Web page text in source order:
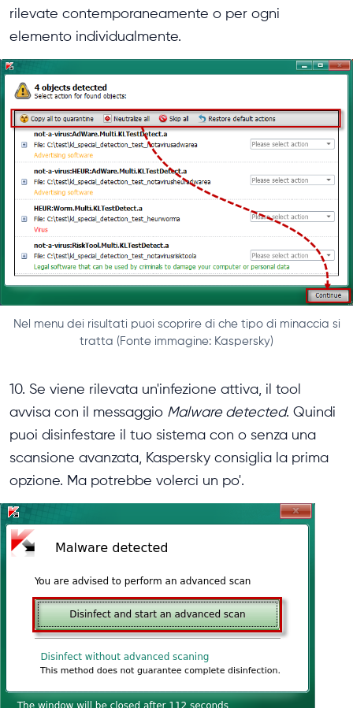
rilevate contemporaneamente o per ogni
elemento individualmente.
Nel menu dei risultati puoi scoprire di che tipo di minaccia si
tratta (Fonte immagine: Kaspersky)
10. Se viene rilevata un'infezione attiva, il tool
avvisa con il messaggio Malware detected. Quindi
puoi disinfestare il tuo sistema con o senza una
scansione avanzata, Kaspersky consiglia la prima
opzione. Ma potrebbe volerci un po'.